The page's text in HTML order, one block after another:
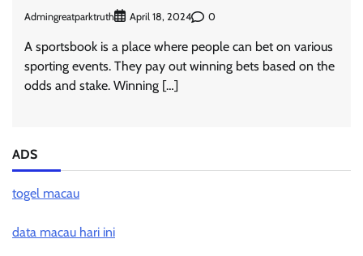
Admingreatparktruth April 18, 2024 0
A sportsbook is a place where people can bet on various
sporting events. They pay out winning bets based on the
odds and stake. Winning […]
ADS
togel macau
data macau hari ini